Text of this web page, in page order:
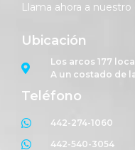
Llama ahora a
Ubicación
Los arcos 177
A un costado de
Teléfono
442-274-1060
442-540-3054